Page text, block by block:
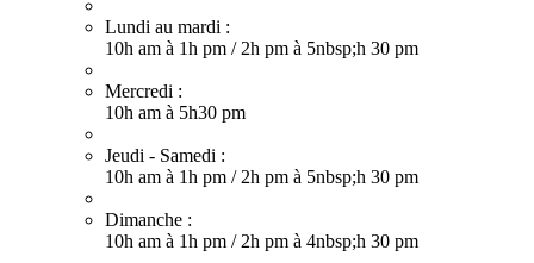
Lundi au mardi :
10h am à 1h pm / 2h pm à 5nbsp;h 30 pm
Mercredi :
10h am à 5h30 pm
Jeudi - Samedi :
10h am à 1h pm / 2h pm à 5nbsp;h 30 pm
Dimanche :
10h am à 1h pm / 2h pm à 4nbsp;h 30 pm